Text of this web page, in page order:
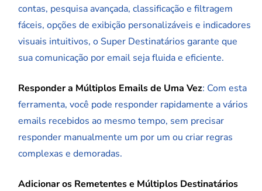
contas, pesquisa avançada, classificação e filtragem
fáceis, opções de exibição personalizáveis e indicadores
visuais intuitivos, o Super Destinatários garante que
sua comunicação por email seja fluida e eficiente.
Responder a Múltiplos Emails de Uma Vez: Com esta
ferramenta, você pode responder rapidamente a vários
emails recebidos ao mesmo tempo, sem precisar
responder manualmente um por um ou criar regras
complexas e demoradas.
Adicionar os Remetentes e Múltiplos Destinatários